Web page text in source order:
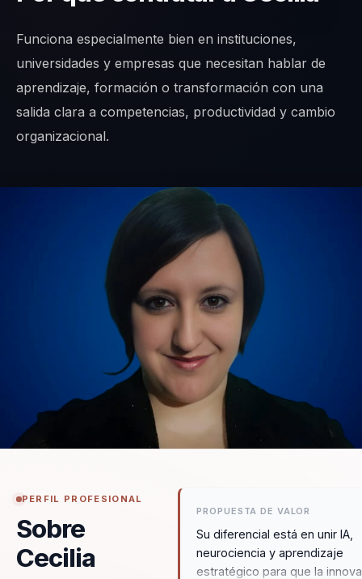
Funciona especialmente bien en instituciones,
universidades y empresas que necesitan hablar de
aprendizaje, formación o transformación con una
salida clara a competencias, productividad y cambio
organizacional.
PERFIL PROFESIONAL
Sobre
Cecilia
PROPUESTA DE VALOR
Su diferencial está en unir IA,
neurociencia y aprendizaje
estratégico para que la